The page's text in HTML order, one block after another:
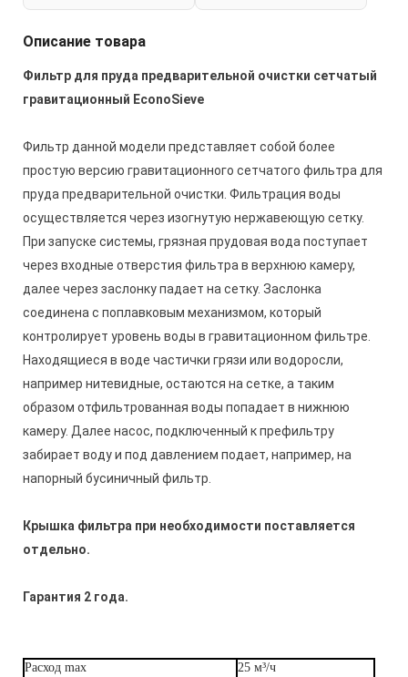
Описание товара
Фильтр для пруда предварительной очистки сетчатый
гравитационный EconoSieve
Фильтр данной модели представляет собой более
простую версию гравитационного сетчатого фильтра для
пруда предварительной очистки. Фильтрация воды
осуществляется через изогнутую нержавеющую сетку.
При запуске системы, грязная прудовая вода поступает
через входные отверстия фильтра в верхнюю камеру,
далее через заслонку падает на сетку. Заслонка
соединена с поплавковым механизмом, который
контролирует уровень воды в гравитационном фильтре.
Находящиеся в воде частички грязи или водоросли,
например нитевидные, остаются на сетке, а таким
образом отфильтрованная воды попадает в нижнюю
камеру. Далее насос, подключенный к префильтру
забирает воду и под давлением подает, например, на
напорный бусиничный фильтр.
Крышка фильтра при необходимости поставляется
отдельно.
Гарантия 2 года.
Расход max 25 м³/ч